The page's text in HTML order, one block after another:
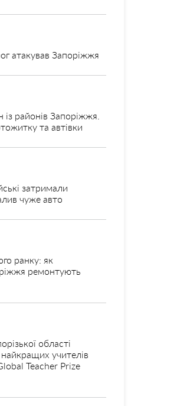
атакував Запоріжжя
районів Запоріжжя.
та автівки
затримали
чуже авто
ранку: як
ремонтують
області
учителів
Teacher Prize